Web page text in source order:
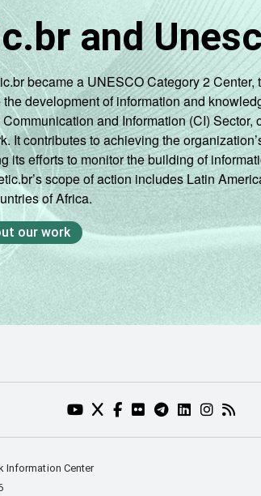
and
became a UNESCO Category 2 Center,
development of information and
and Information (CI) Sector,
It contributes to achieving the
its efforts to monitor the building of
scope of action includes Latin
of Africa.
our work
YOUTUBE DO NIC.BR (ABRE EM
TWITTER DO NIC.BR (ABRE
FACEBOOK DO NIC.BR
FLICKR DO NIC.BR
TELEGRAM DO
LINKEDINRSS
Information Center